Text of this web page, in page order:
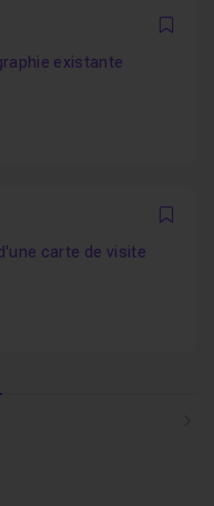
existante
carte de visite